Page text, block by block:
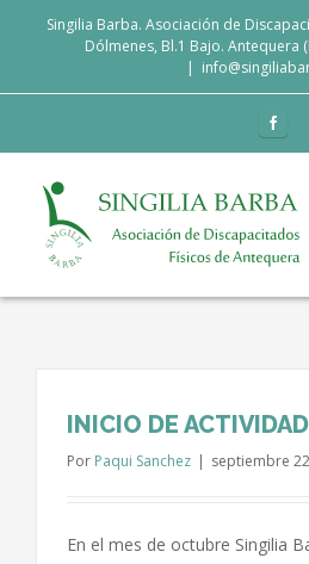
Singilia Barba. Asociación de
Dólmenes, Bl.1 Bajo. Antequera
|
INICIO DE
Por Paqui Sanchez | septiembre
En el mes de octubre Singilia